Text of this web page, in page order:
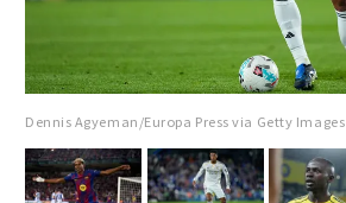
Dennis Agyeman/Europa Press via Getty Images